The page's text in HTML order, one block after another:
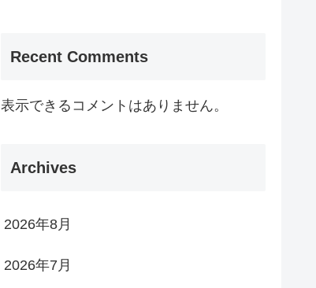
Recent Comments
表示できるコメントはありません。
Archives
2026年8月
2026年7月